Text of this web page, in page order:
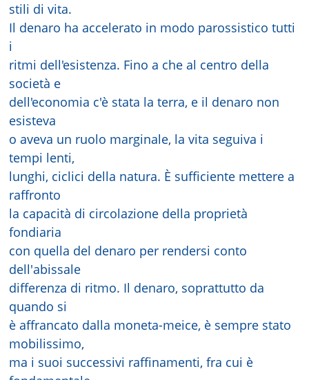
stili di vita.
Il denaro ha accelerato in modo parossistico tutti
i
ritmi dell'esistenza. Fino a che al centro della
società e
dell'economia c'è stata la terra, e il denaro non
esisteva
o aveva un ruolo marginale, la vita seguiva i
tempi lenti,
lunghi, ciclici della natura. È sufficiente mettere a
raffronto
la capacità di circolazione della proprietà
fondiaria
con quella del denaro per rendersi conto
dell'abissale
differenza di ritmo. Il denaro, soprattutto da
quando si
è affrancato dalla moneta-meice, è sempre stato
mobilissimo,
ma i suoi successivi raffinamenti, fra cui è